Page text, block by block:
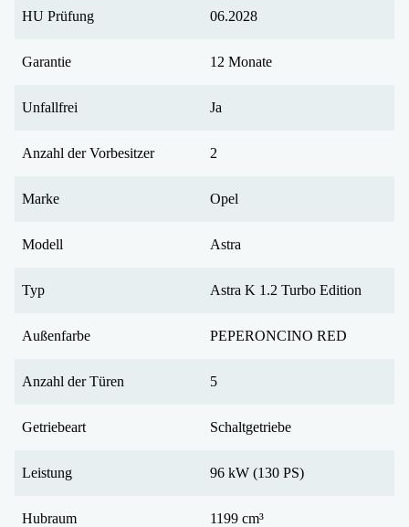
HU Prüfung 06.2028
Garantie 12 Monate
Unfallfrei Ja
Anzahl der Vorbesitzer 2
Marke Opel
Modell Astra
Typ Astra K 1.2 Turbo Edition
Außenfarbe PEPERONCINO RED
Anzahl der Türen 5
Getriebeart Schaltgetriebe
Leistung 96 kW (130 PS)
Hubraum 1199 cm³